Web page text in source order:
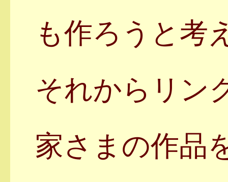
も作ろうと考
それからリン
家さまの作品